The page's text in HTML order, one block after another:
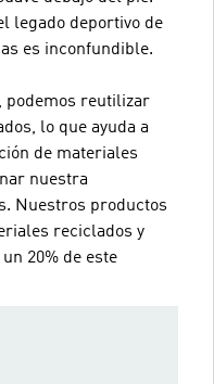
legado deportivo de
es inconfundible.
podemos reutilizar
lo que ayuda a
de materiales
nuestra
Nuestros productos
reciclados y
20% de este